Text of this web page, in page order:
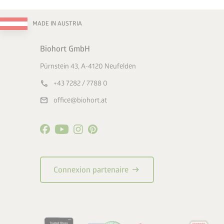
MADE IN AUSTRIA
Biohort GmbH
Pürnstein 43, A-4120 Neufelden
call +43 7282 / 7788 0
mail office@biohort.at
Connexion partenaire arrow_right_alt